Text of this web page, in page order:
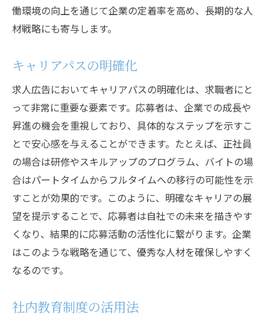
働環境の向上を通じて企業の定着率を高め、長期的な人
材戦略にも寄与します。
キャリアパスの明確化
求人広告においてキャリアパスの明確化は、求職者にと
って非常に重要な要素です。応募者は、企業での成長や
昇進の機会を重視しており、具体的なステップを示すこ
とで安心感を与えることができます。たとえば、正社員
の場合は研修やスキルアップのプログラム、バイトの場
合はパートタイムからフルタイムへの移行の可能性を示
すことが効果的です。このように、明確なキャリアの展
望を提示することで、応募者は自社での未来を描きやす
くなり、結果的に応募活動の活性化に繋がります。企業
はこのような戦略を通じて、優秀な人材を確保しやすく
なるのです。
社内教育制度の活用法